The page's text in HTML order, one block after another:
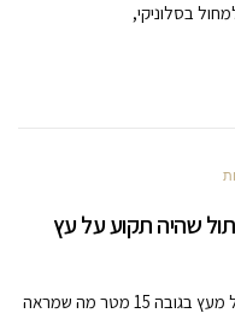
בסלוניקי,
שהיה תקוע על עץ
סיפור לא שגרתי על מבצע הרואי לחילוץ חתול מעץ בגובה 15 מטר מה שמראה